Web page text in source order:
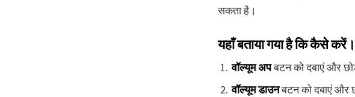
सकता है।
यहाँ बताया गया है कि कैसे करें।
वॉल्यूम अपबटन को दबाएं और
वॉल्यूम डाउनबटन को दबाएं और